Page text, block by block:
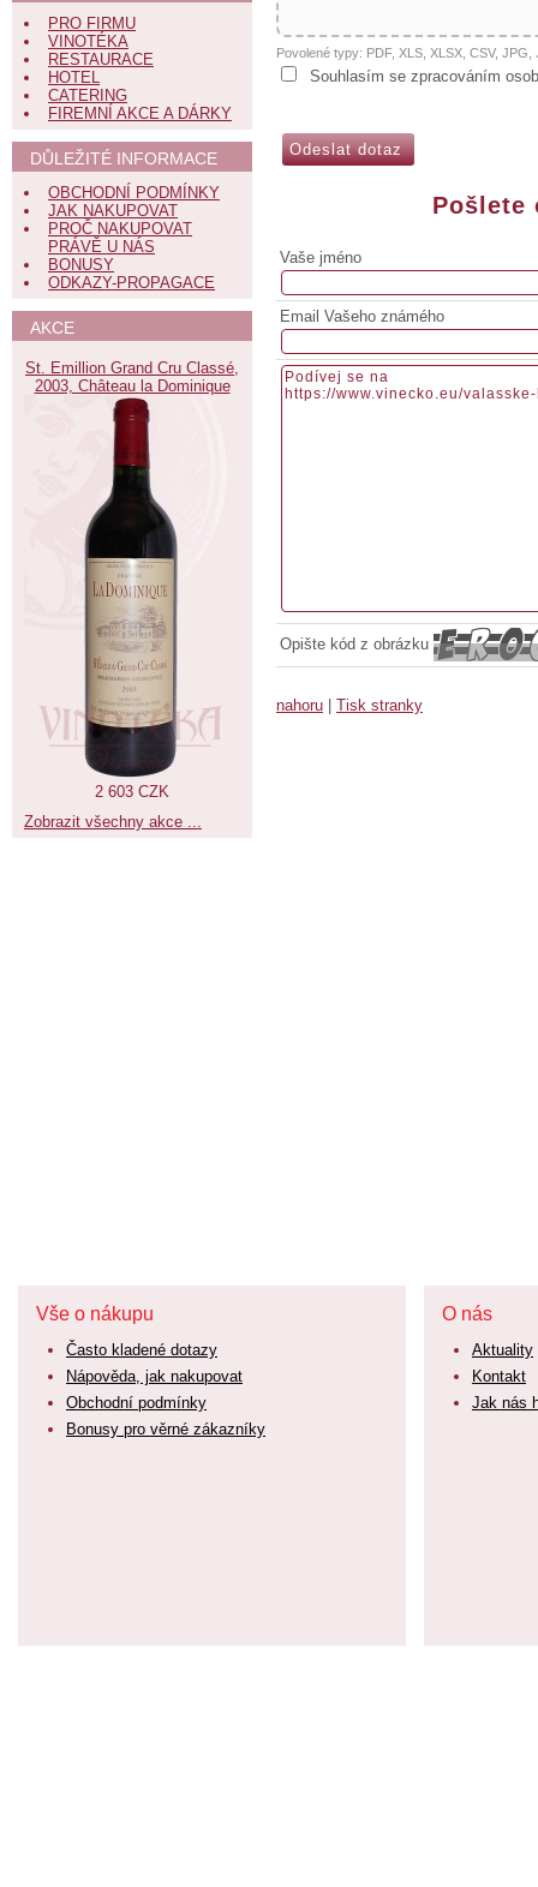
Povolené typy: PDF, XLS, XLSX, CSV,
Souhlasím se zpracováním
Pošlete
Vaše jméno
Email Vašeho známého
Opište kód z obrázku
nahoru | Tisk stranky
PRO FIRMU
VINOTÉKA
RESTAURACE
HOTEL
CATERING
FIREMNÍ AKCE A DÁRKY
DŮLEŽITÉ INFORMACE
OBCHODNÍ PODMÍNKY
JAK NAKUPOVAT
PROČ NAKUPOVAT
PRÁVĚ U NÁS
BONUSY
ODKAZY-PROPAGACE
AKCE
St. Emillion Grand Cru Classé,
2003, Château la Dominique
2 603 CZK
Zobrazit všechny akce ...
Vše o nákupu
Často kladené dotazy
Nápověda, jak nakupovat
Obchodní podmínky
Bonusy pro věrné zákazníky
O nás
Aktuality
Kontakt
Jak nás